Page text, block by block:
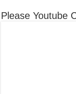
Please Youtube